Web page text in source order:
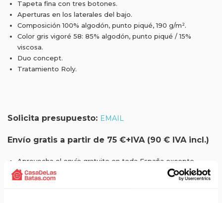
Tapeta fina con tres botones.
Aperturas en los laterales del bajo.
Composición 100% algodón, punto piqué, 190 g/m².
Color gris vigoré 58: 85% algodón, punto piqué / 15%
viscosa.
Duo concept.
Tratamiento Roly.
Solicita presupuesto: EMAIL
Envío gratis a partir de 75 €+IVA (90 € IVA incl.)
Aprovecha el envío gratuito en toda España excepto
Canarias, Baleares, Ceuta y Melilla.